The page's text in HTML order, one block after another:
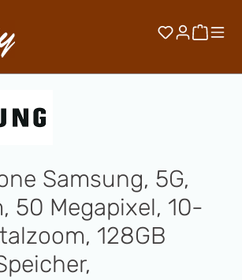
Du hast 0
Samsung, 5G,
50 Megapixel, 10-
128GB